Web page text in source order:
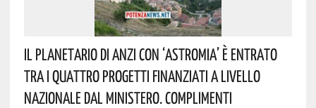
Il Planetario Di Anzi Con ‘Astromia’ È Entrato
Tra I Quattro Progetti Finanziati A Livello
Nazionale Dal Ministero. Complimenti